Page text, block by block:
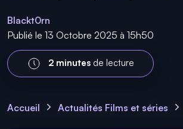
Blackt0rn
Publié le 13 Octobre 2025 à 15h50
2 minutes de lecture
Accueil Actualités Films et séries